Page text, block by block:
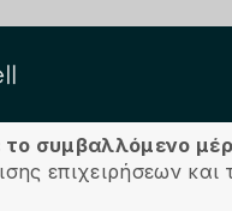
συμβαλλόμενο
επιχειρήσεων